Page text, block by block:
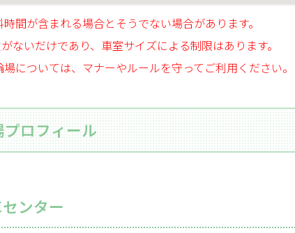
間が含まれる場合とそうでない場合があります。
ないだけであり、車室サイズによる制限はあります。
については、マナーやルールを守ってご利用ください。
ロフィール
ンター